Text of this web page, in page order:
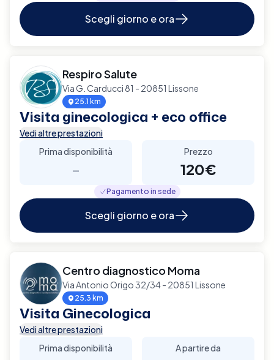
Scegli giorno e ora
Respiro Salute
Via G. Carducci 81 - 20851 Lissone
25.1 km
Visita ginecologica + eco office
Vedi altre prestazioni
Prima disponibilità
-
Prezzo
120€
Pagamento in sede
Scegli giorno e ora
Centro diagnostico Moma
Via Antonio Origo 32/34 - 20851 Lissone
25.3 km
Visita Ginecologica
Vedi altre prestazioni
Prima disponibilità
A partire da